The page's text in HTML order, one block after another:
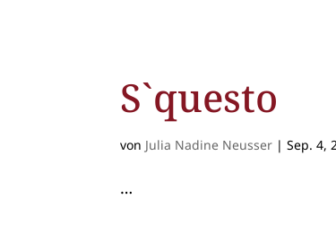
S`questo
von Julia Nadine Neusser |Sep. 4,
…